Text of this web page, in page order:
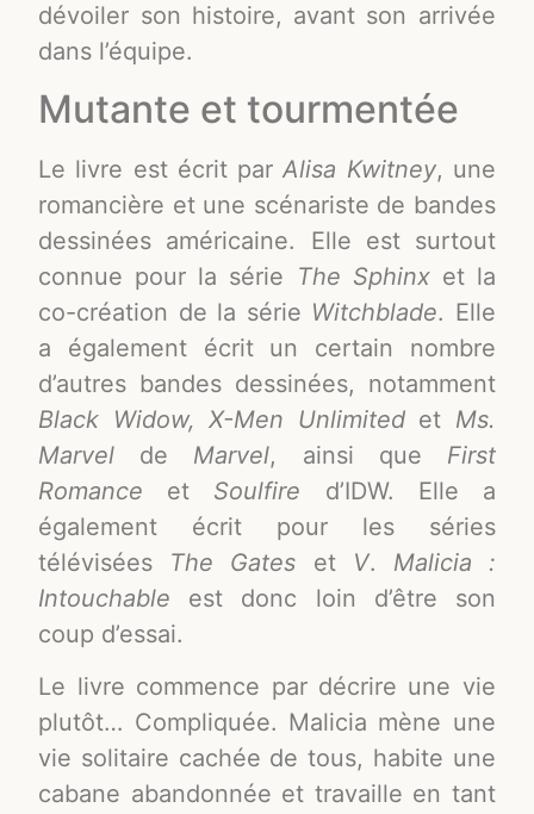
dévoiler son histoire, avant son arrivée
dans l’équipe.
Mutante et tourmentée
Le livre est écrit parAlisa Kwitney, une
romancière et une scénariste de bandes
dessinées américaine. Elle est surtout
connue pour la série The Sphinxet la
co-création de la série Witchblade. Elle
a également écrit un certain nombre
d’autres bandes dessinées, notamment
Black Widow, X-Men Unlimitedet Ms.
Marvel de Marvel, ainsi que First
Romance et Soulfire d’IDW. Elle a
également écrit pour les séries
télévisées The Gates et V. Malicia :
Intouchable est donc loin d’être son
coup d’essai.
Le livre commence par décrire une vie
plutôt… Compliquée. Malicia mène une
vie solitaire cachée de tous, habite une
cabane abandonnée et travaille en tant